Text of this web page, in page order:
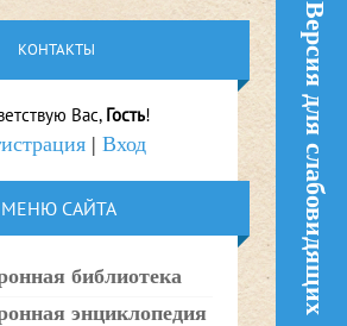
Версия для слабовидящих
КОНТАКТЫ
Вас, Гость!
| Вход
МЕНЮ САЙТА
библиотека
энциклопедия